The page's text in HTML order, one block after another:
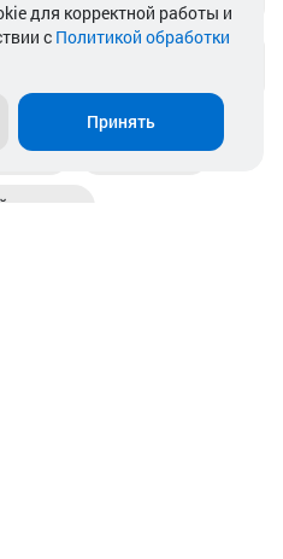
Магазины
для корректной работы и
с Политикой обработки
Принять